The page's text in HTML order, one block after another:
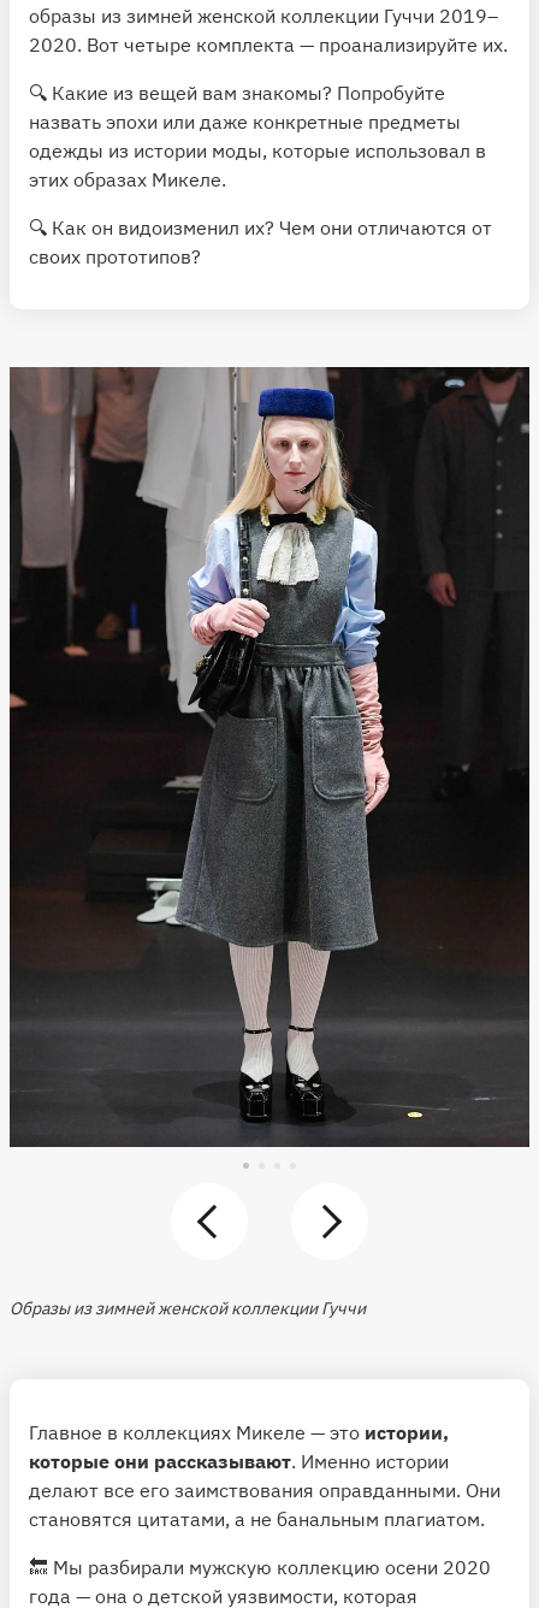
образы из зимней женской коллекции Гуччи 2019–
2020. Вот четыре комплекта — проанализируйте их.
🔍 Какие из вещей вам знакомы? Попробуйте
назвать эпохи или даже конкретные предметы
одежды из истории моды, которые использовал в
этих образах Микеле.
🔍 Как он видоизменил их? Чем они отличаются от
своих прототипов?
Образы из зимней женской коллекции Гуччи
Главное в коллекциях Микеле — это истории,
которые они рассказывают. Именно истории
делают все его заимствования оправданными. Они
становятся цитатами, а не банальным плагиатом.
🔙 Мы разбирали мужскую коллекцию осени 2020
года — она о детской уязвимости, которая